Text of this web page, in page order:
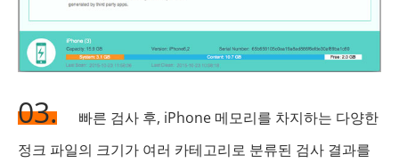
03.
빠른 검사 후, iPhone 메모리를 차지하는 다양한
정크 파일의 크기가 여러 카테고리로 분류된 검사 결과를